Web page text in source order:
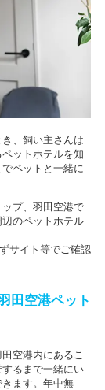
、飼い主さんは
ットホテルを知
ペットと一緒に
プ、羽田空港で
のペットホテル
サイト等でご確認
田空港ペット
空港内にあるこ
るまで一緒にい
ます。年中無